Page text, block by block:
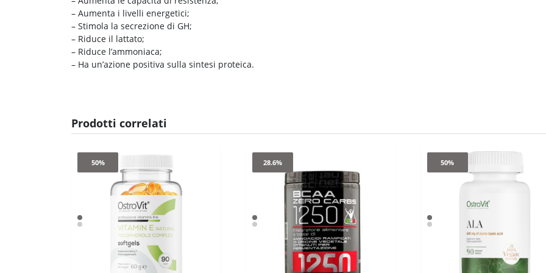
– Aumenta i livelli energetici;
– Stimola la secrezione di GH;
– Riduce il lattato;
– Riduce l’ammoniaca;
– Ha un’azione positiva sulla sintesi proteica.
Prodotti correlati
50% 28.6% 50%